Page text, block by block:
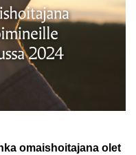
omais­hoi­ta­ja­na olet